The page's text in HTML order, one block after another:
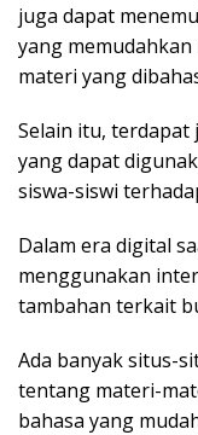
juga dapat
yang
materi yang
Selain itu, terdapat
yang dapat
siswa-siswi
Dalam era digital
menggunakan
tambahan terkait
Ada banyak situs-
tentang materi-
bahasa yang